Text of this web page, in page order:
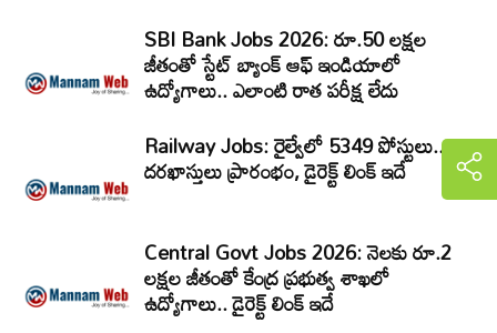
SBI Bank Jobs 2026: రూ.50 లక్షల
జీతంతో స్టేట్ బ్యాంక్ ఆఫ్ ఇండియాలో
ఉద్యోగాలు.. ఎలాంటి రాత పరీక్ష లేదు
Railway Jobs: రైల్వేలో 5349 పోస్టులు..
దరఖాస్తులు ప్రారంభం, డైరెక్ట్ లింక్ ఇదే
Central Govt Jobs 2026: నెలకు రూ.2
లక్షల జీతంతో కేంద్ర ప్రభుత్వ శాఖలో
ఉద్యోగాలు.. డైరెక్ట్‌ లింక్‌ ఇదే